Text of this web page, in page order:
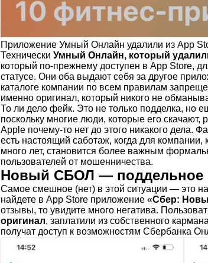
Приложение Умный Онлайн удалили из App
Технически Умный Онлайн, который
который по-прежнему доступен в App Store,
статусе. Они оба выдают себя за другое
каталоге компании по всем правилам
именно оригинал, который никого не
То ли дело фейк. Это не только подделка, но
поскольку многие люди, которые его скачают,
Apple почему-то нет до этого никакого дела.
есть настоящий саботаж, когда для
много лет, становится более важным
пользователей от мошенничества.
Новый СБОЛ — поддельное
Самое смешное (нет) в этой ситуации — это
найдете в App Store приложение «Сбер:
отзывы, то увидите много негатива.
оригинал, заплатили из собственного
получат доступ к возможностям Сбербанка